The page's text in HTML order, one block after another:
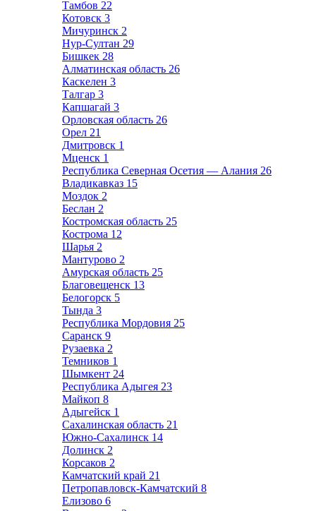
Тамбов 22
Котовск 3
Мичуринск 2
Нур-Султан 29
Бишкек 28
Алматинская область 26
Каскелен 3
Талгар 3
Капшагай 3
Орловская область 26
Орел 21
Дмитровск 1
Мценск 1
Республика Северная Осетия — Алания 26
Владикавказ 15
Моздок 2
Беслан 2
Костромская область 25
Кострома 12
Шарья 2
Мантурово 2
Амурская область 25
Благовещенск 13
Белогорск 5
Тында 3
Республика Мордовия 25
Саранск 9
Рузаевка 2
Темников 1
Шымкент 24
Республика Адыгея 23
Майкоп 8
Адыгейск 1
Сахалинская область 21
Южно-Сахалинск 14
Долинск 2
Корсаков 2
Камчатский край 21
Петропавловск-Камчатский 8
Елизово 6